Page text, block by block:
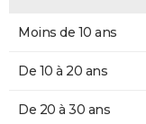
Moins de 10 ans
De 10 à 20 ans
De 20 à 30 ans